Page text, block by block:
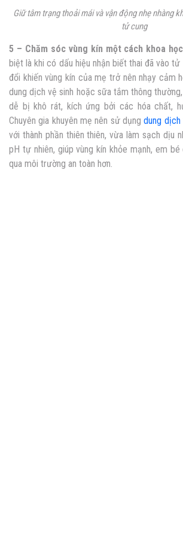
Giữ tâm trạng thoải mái và vận động nhẹ nhàng
tử cung
5 – Chăm sóc vùng kín một cách khoa
biệt là khi có dấu hiệu nhận biết thai đã vào tử
đổi khiến vùng kín của mẹ trở nên nhạy cảm
dung dịch vệ sinh hoặc sữa tắm thông
dễ bị khô rát, kích ứng bởi các hóa chất,
Chuyên gia khuyên mẹ nên sử dụngdung dịch
với thành phần thiên thiên, vừa làm sạch dịu
pH tự nhiên, giúp vùng kín khỏe mạnh, em
qua môi trường an toàn hơn.